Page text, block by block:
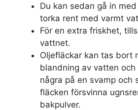
Du kan sedan gå in
torka rent med varmt
För en extra friskhet,
vattnet.
Oljefläckar kan tas bort
blandning av vatten och
några på en svamp och
fläcken försvinna
bakpulver.